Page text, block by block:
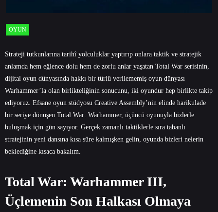
OYUN
Strateji tutkunlarına tarihî yolculuklar yaptırıp onlara taktik ve stratejik
anlamda hem eğlence dolu hem de zorlu anlar yaşatan Total War serisinin,
dijital oyun dünyasında hakkı bir türlü verilememiş oyun dünyası
Warhammer’la olan birlikteliğinin sonucunu, iki oyundur hep birlikte takip
ediyoruz. Efsane oyun stüdyosu Creative Assembly’nin elinde harikulade
bir seriye dönüşen Total War: Warhammer, üçüncü oyunuyla bizlerle
buluşmak için gün sayıyor. Gerçek zamanlı taktiklerle sıra tabanlı
stratejinin yeni dansına kısa süre kalmışken gelin, oyunda bizleri nelerin
beklediğine kısaca bakalım.
Total War: Warhammer III,
Üçlemenin Son Halkası Olmaya